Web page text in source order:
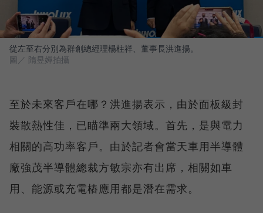
從左至右分別為群創總經理楊柱祥、董事長洪進揚。
圖／ 隋昱嬋拍攝
至於未來客戶在哪？洪進揚表示，由於面板級封
裝散熱性佳，已瞄準兩大領域。首先，是與電力
相關的高功率客戶。由於記者會當天車用半導體
廠強茂半導體總裁方敏宗亦有出席，相關如車
用、能源或充電樁應用都是潛在需求。